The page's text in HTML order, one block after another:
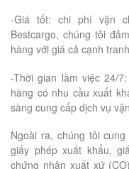
-Giá tốt: chi phí vận
Bestcargo, chúng tôi
hàng với giá cả cạnh
-Thời gian làm việc 24/
hàng có nhu cầu xuất
sàng cung cấp dịch vụ
Ngoài ra, chúng tôi
giấy phép xuất khẩu,
chứng nhận xuất xứ